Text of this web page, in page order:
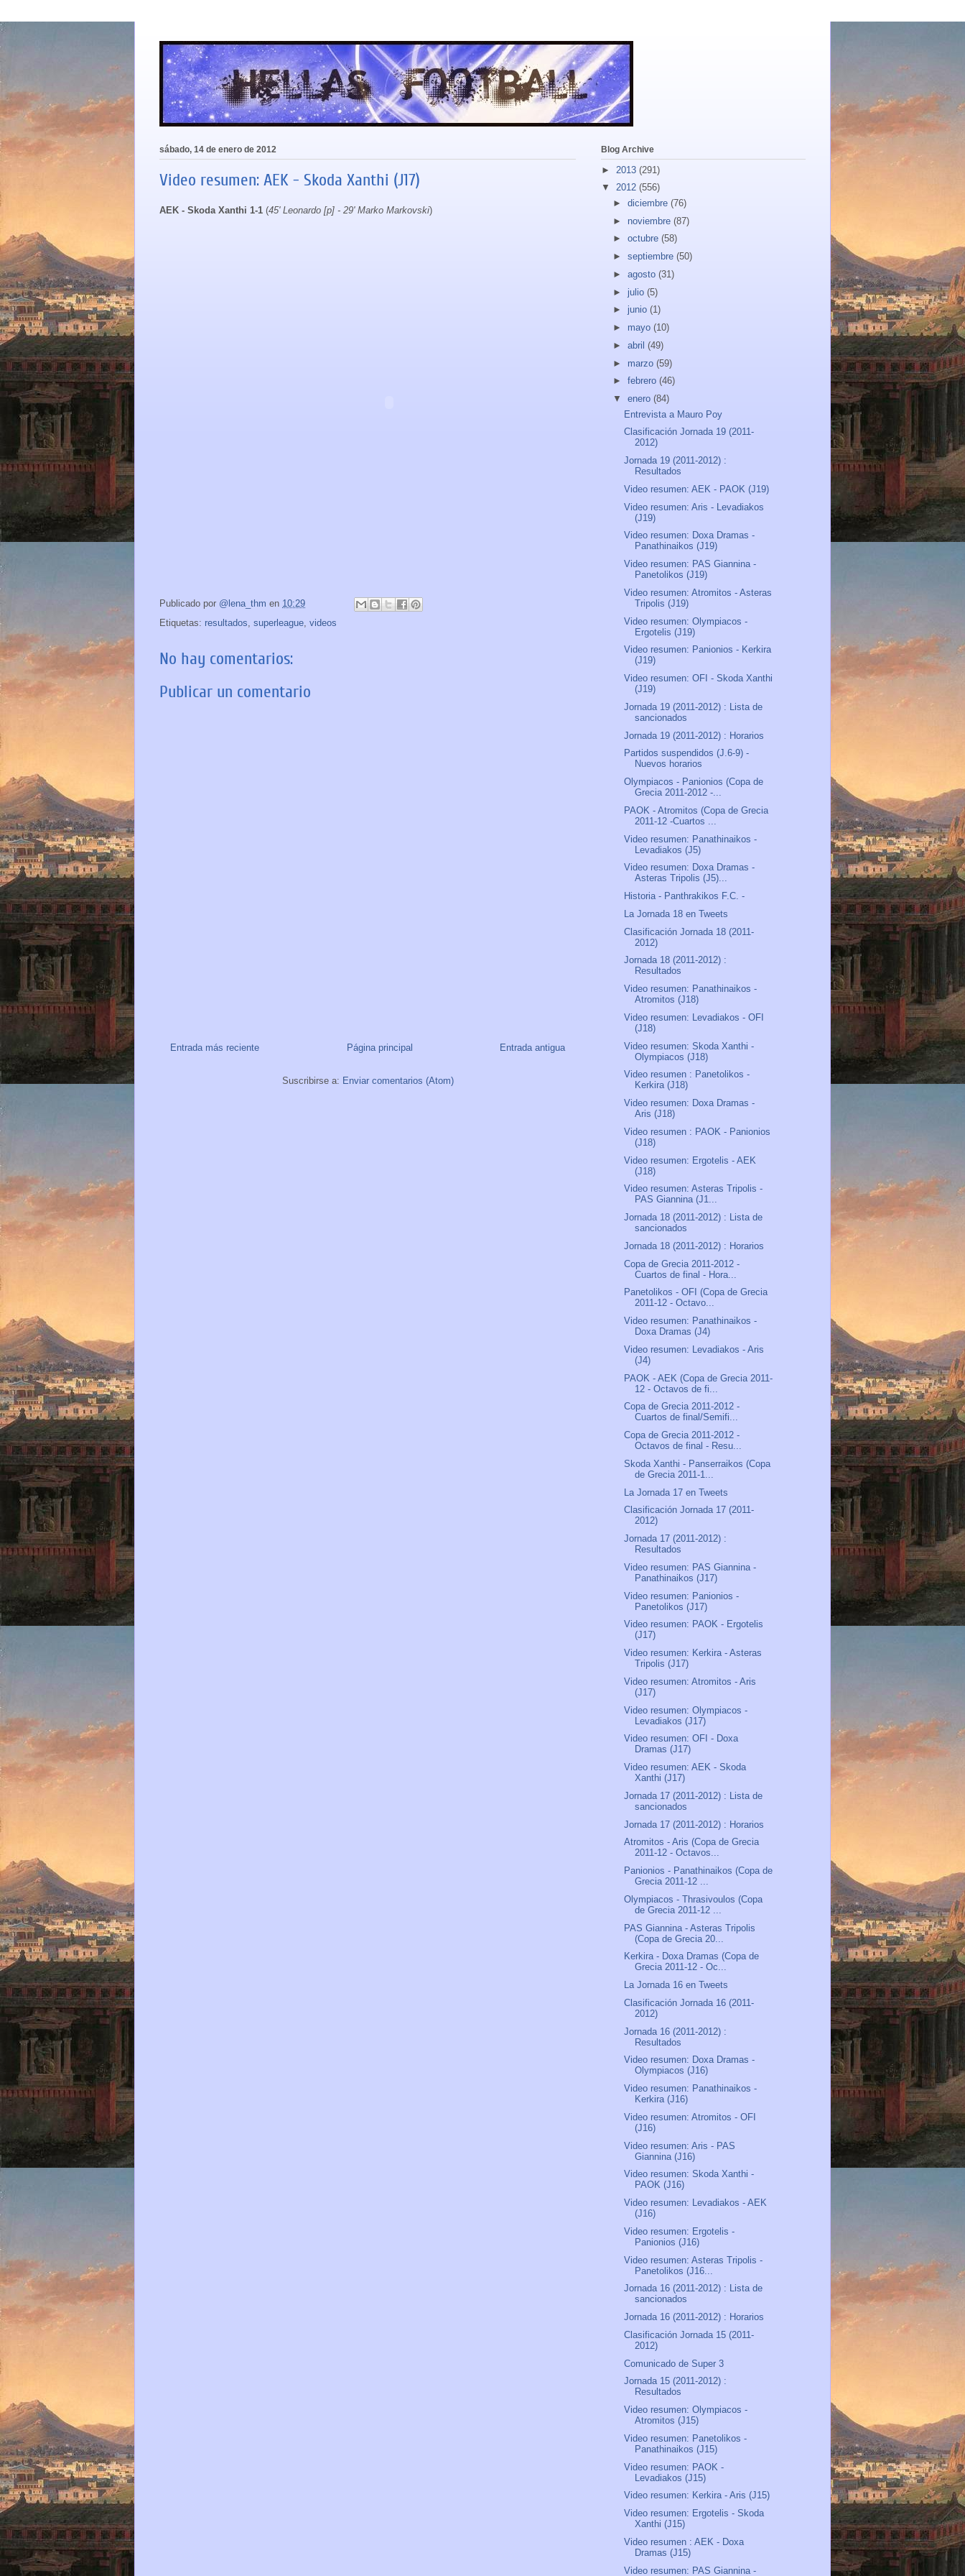
sábado, 14 de enero de 2012
Video resumen: AEK - Skoda Xanthi (J17)
AEK - Skoda Xanthi 1-1 (45' Leonardo [p] - 29' Marko Markovski)
Publicado por @lena_thm en 10:29
Etiquetas: resultados superleague videos
No hay comentarios:
Publicar un comentario
Entrada más reciente Entrada antigua
Página principal
Suscribirse a: Enviar comentarios (Atom)
Blog Archive
► 2013 (291)
▼ 2012 (556)
► diciembre (76)
► noviembre (87)
► octubre (58)
► septiembre (50)
► agosto (31)
► julio (5)
► junio (1)
► mayo (10)
► abril (49)
► marzo (59)
► febrero (46)
▼ enero (84)
Entrevista a Mauro Poy
Clasificación Jornada 19 (2011-
2012)
Jornada 19 (2011-2012) :
Resultados
Video resumen: AEK - PAOK (J19)
Video resumen: Aris - Levadiakos
(J19)
Video resumen: Doxa Dramas -
Panathinaikos (J19)
Video resumen: PAS Giannina -
Panetolikos (J19)
Video resumen: Atromitos - Asteras
Tripolis (J19)
Video resumen: Olympiacos -
Ergotelis (J19)
Video resumen: Panionios - Kerkira
(J19)
Video resumen: OFI - Skoda Xanthi
(J19)
Jornada 19 (2011-2012) : Lista de
sancionados
Jornada 19 (2011-2012) : Horarios
Partidos suspendidos (J.6-9) -
Nuevos horarios
Olympiacos - Panionios (Copa de
Grecia 2011-2012 -...
PAOK - Atromitos (Copa de Grecia
2011-12 -Cuartos ...
Video resumen: Panathinaikos -
Levadiakos (J5)
Video resumen: Doxa Dramas -
Asteras Tripolis (J5)...
Historia - Panthrakikos F.C. -
La Jornada 18 en Tweets
Clasificación Jornada 18 (2011-
2012)
Jornada 18 (2011-2012) :
Resultados
Video resumen: Panathinaikos -
Atromitos (J18)
Video resumen: Levadiakos - OFI
(J18)
Video resumen: Skoda Xanthi -
Olympiacos (J18)
Video resumen : Panetolikos -
Kerkira (J18)
Video resumen: Doxa Dramas -
Aris (J18)
Video resumen : PAOK - Panionios
(J18)
Video resumen: Ergotelis - AEK
(J18)
Video resumen: Asteras Tripolis -
PAS Giannina (J1...
Jornada 18 (2011-2012) : Lista de
sancionados
Jornada 18 (2011-2012) : Horarios
Copa de Grecia 2011-2012 -
Cuartos de final - Hora...
Panetolikos - OFI (Copa de Grecia
2011-12 - Octavo...
Video resumen: Panathinaikos -
Doxa Dramas (J4)
Video resumen: Levadiakos - Aris
(J4)
PAOK - AEK (Copa de Grecia 2011-
12 - Octavos de fi...
Copa de Grecia 2011-2012 -
Cuartos de final/Semifi...
Copa de Grecia 2011-2012 -
Octavos de final - Resu...
Skoda Xanthi - Panserraikos (Copa
de Grecia 2011-1...
La Jornada 17 en Tweets
Clasificación Jornada 17 (2011-
2012)
Jornada 17 (2011-2012) :
Resultados
Video resumen: PAS Giannina -
Panathinaikos (J17)
Video resumen: Panionios -
Panetolikos (J17)
Video resumen: PAOK - Ergotelis
(J17)
Video resumen: Kerkira - Asteras
Tripolis (J17)
Video resumen: Atromitos - Aris
(J17)
Video resumen: Olympiacos -
Levadiakos (J17)
Video resumen: OFI - Doxa
Dramas (J17)
Video resumen: AEK - Skoda
Xanthi (J17)
Jornada 17 (2011-2012) : Lista de
sancionados
Jornada 17 (2011-2012) : Horarios
Atromitos - Aris (Copa de Grecia
2011-12 - Octavos...
Panionios - Panathinaikos (Copa de
Grecia 2011-12 ...
Olympiacos - Thrasivoulos (Copa
de Grecia 2011-12 ...
PAS Giannina - Asteras Tripolis
(Copa de Grecia 20...
Kerkira - Doxa Dramas (Copa de
Grecia 2011-12 - Oc...
La Jornada 16 en Tweets
Clasificación Jornada 16 (2011-
2012)
Jornada 16 (2011-2012) :
Resultados
Video resumen: Doxa Dramas -
Olympiacos (J16)
Video resumen: Panathinaikos -
Kerkira (J16)
Video resumen: Atromitos - OFI
(J16)
Video resumen: Aris - PAS
Giannina (J16)
Video resumen: Skoda Xanthi -
PAOK (J16)
Video resumen: Levadiakos - AEK
(J16)
Video resumen: Ergotelis -
Panionios (J16)
Video resumen: Asteras Tripolis -
Panetolikos (J16...
Jornada 16 (2011-2012) : Lista de
sancionados
Jornada 16 (2011-2012) : Horarios
Clasificación Jornada 15 (2011-
2012)
Comunicado de Super 3
Jornada 15 (2011-2012) :
Resultados
Video resumen: Olympiacos -
Atromitos (J15)
Video resumen: Panetolikos -
Panathinaikos (J15)
Video resumen: PAOK -
Levadiakos (J15)
Video resumen: Kerkira - Aris (J15)
Video resumen: Ergotelis - Skoda
Xanthi (J15)
Video resumen : AEK - Doxa
Dramas (J15)
Video resumen: PAS Giannina -